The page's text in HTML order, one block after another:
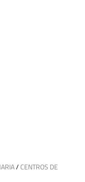
/CENTROS DE